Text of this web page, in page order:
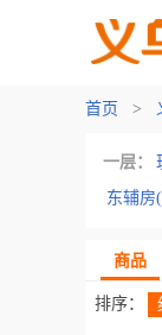
首页 >
一层：
东辅房
商品
排序：